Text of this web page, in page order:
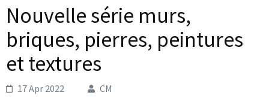
Nouvelle série murs,
briques, pierres, peintures
et textures
17 Apr 2022 CM